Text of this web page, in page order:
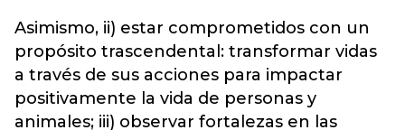
Asimismo, ii) estar comprometidos con un
propósito trascendental: transformar vidas
a través de sus acciones para impactar
positivamente la vida de personas y
animales; iii) observar fortalezas en las